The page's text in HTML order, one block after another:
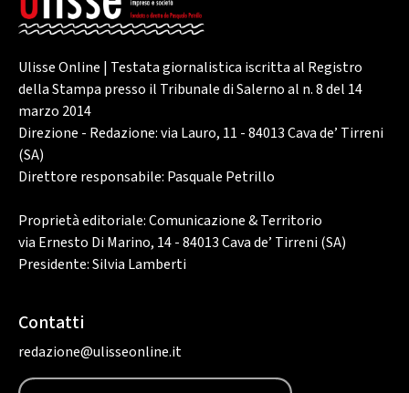
Ulisse Online | Testata giornalistica iscritta al Registro
della Stampa presso il Tribunale di Salerno al n. 8 del 14
marzo 2014
Direzione - Redazione: via Lauro, 11 - 84013 Cava de’ Tirreni
(SA)
Direttore responsabile: Pasquale Petrillo
Proprietà editoriale: Comunicazione & Territorio
via Ernesto Di Marino, 14 - 84013 Cava de’ Tirreni (SA)
Presidente: Silvia Lamberti
Contatti
redazione@ulisseonline.it